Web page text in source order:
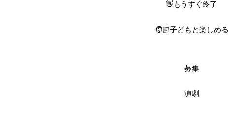
👋もうすぐ終了
🧒🏻子どもと楽しめる
募集
演劇